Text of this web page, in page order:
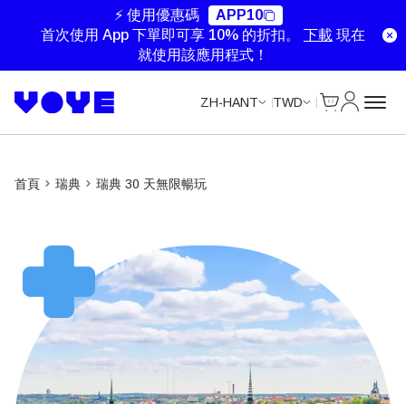
⚡ 使用優惠碼
APP10
首次使用 App 下單即可享 10% 的折扣。 下載 現在
就使用該應用程式！
ZH-HANT TWD
首頁 瑞典 瑞典 30 天無限暢玩